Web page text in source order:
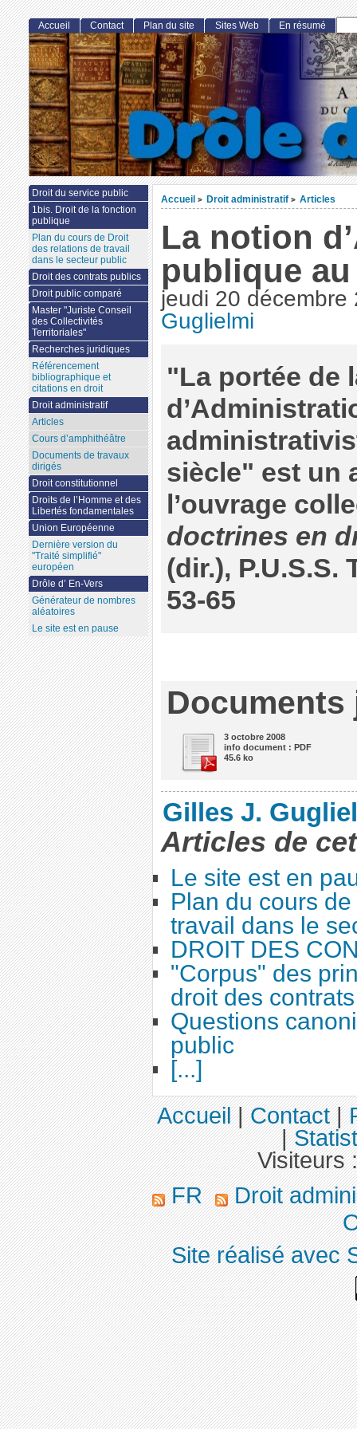
Accueil > Droit administratif > Articles
La notion
publique au
jeudi 20 décembre
Guglielmi
"La portée de
siècle" est un
l’ouvrage
doctrines en
(dir.), P.U.S.S.
53-65
Documents
3 octobre 2008
info document : PDF
45.6 ko
Gilles J.
Articles de
Le site est en
Plan du cours
travail dans le
DROIT DES
"Corpus" des
droit des
Questions
public
[...]
Accueil Contact Plan du site Sites Web En résumé
Droit du service public
1bis. Droit de la fonction
publique
Plan du cours de Droit
des relations de travail
dans le secteur public
Droit des contrats publics
Droit public comparé
Master "Juriste Conseil
des Collectivités
Territoriales"
Recherches juridiques
Référencement
bibliographique et
citations en droit
Droit administratif
Articles
Cours d’amphithéâtre
Documents de travaux
dirigés
Droit constitutionnel
Droits de l’Homme et des
Libertés fondamentales
Union Européenne
Dernière version du
"Traité simplifié"
européen
Drôle d’ En-Vers
Générateur de nombres
aléatoires
Le site est en pause
Accueil|Contact|
|
Visiteurs
FR
Droit
Site réalisé avec